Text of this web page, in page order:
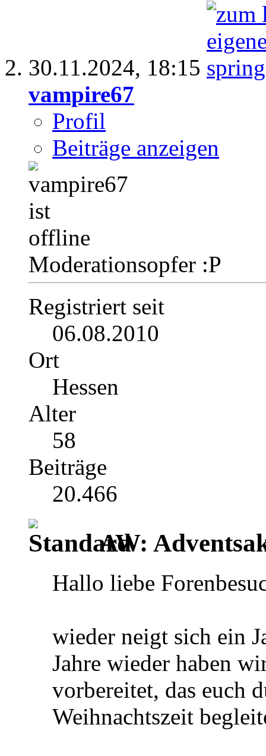
30.11.2024, 18:15
vampire67
Profil
Beiträge anzeigen
Moderationsopfer :P
Registriert seit
06.08.2010
Ort
Hessen
Alter
58
Beiträge
20.466
AW:
Hallo liebe
wieder neigt sich ein
Jahre wieder haben
vorbereitet, das euch
Weihnachtszeit